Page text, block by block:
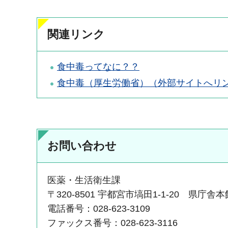
関連リンク
食中毒ってなに？？
食中毒（厚生労働省）（外部サイトへリ
お問い合わせ
医薬・生活衛生課
〒320-8501 宇都宮市塙田1-1-20 県庁舎本
電話番号：028-623-3109
ファックス番号：028-623-3116